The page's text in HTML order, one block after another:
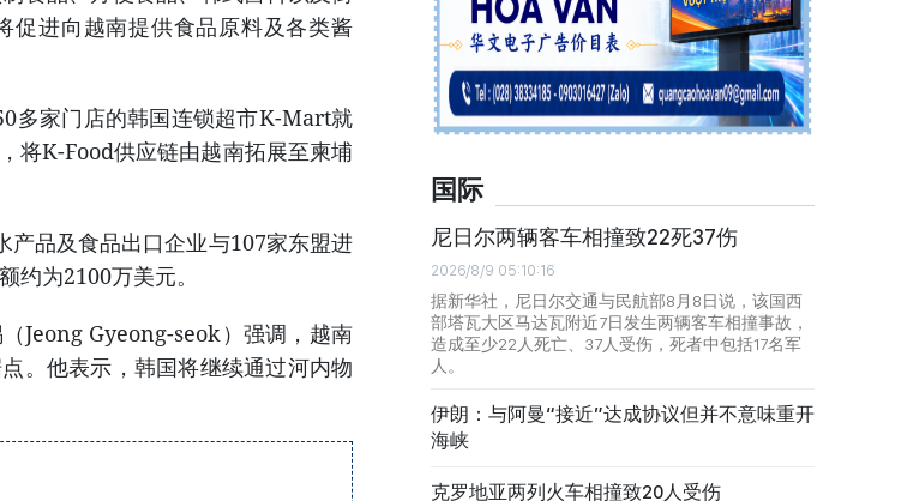
促进向越南提供食品原料及各类酱
多家门店的韩国连锁超市K-Mart就
将K-Food供应链由越南拓展至柬埔
品及食品出口企业与107家东盟进
约为2100万美元。
Jeong Gyeong-seok）强调，越南
。他表示，韩国将继续通过河内物
国际
尼日尔两辆客车相撞致22死37伤
2026/8/9 05:10:16
据新华社，尼日尔交通与民航部8月8日说，该国西
部塔瓦大区马达瓦附近7日发生两辆客车相撞事故，
造成至少22人死亡、37人受伤，死者中包括17名军
人。
伊朗：与阿曼“接近”达成协议但并不意味重开
海峡
克罗地亚两列火车相撞致20人受伤